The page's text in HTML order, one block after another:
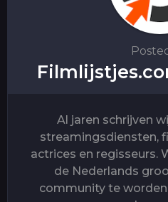
Al jaren schrijven
streamingsdiensten,
actrices en regisseurs.
de Nederlands
community te